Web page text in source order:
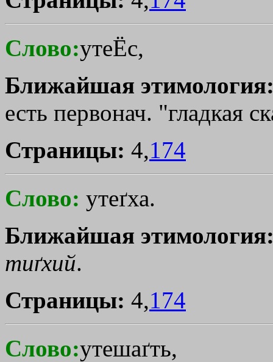
Слово:утеЁс,
Ближайшая
есть первонач. "гладкая
Страницы: 4,174
Слово: утеґха.
Ближайшая
тиґхий.
Страницы: 4,174
Слово:утешаґть,